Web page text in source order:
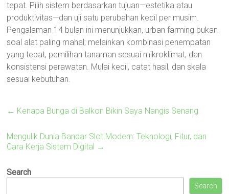
tepat. Pilih sistem berdasarkan tujuan—estetika atau
produktivitas—dan uji satu perubahan kecil per musim.
Pengalaman 14 bulan ini menunjukkan, urban farming bukan
soal alat paling mahal; melainkan kombinasi penempatan
yang tepat, pemilihan tanaman sesuai mikroklimat, dan
konsistensi perawatan. Mulai kecil, catat hasil, dan skala
sesuai kebutuhan.
← Kenapa Bunga di Balkon Bikin Saya Nangis Senang
Mengulik Dunia Bandar Slot Modern: Teknologi, Fitur, dan
Cara Kerja Sistem Digital →
Search
Search